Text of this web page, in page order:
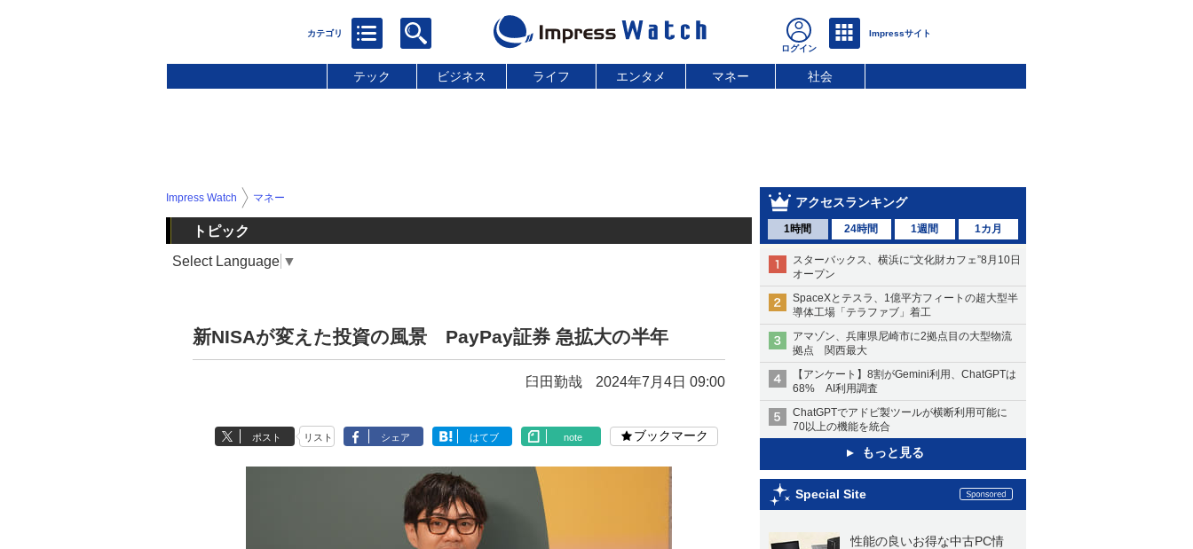
テック ビジネス ライフ エンタメ マネー 社会
アクセスランキング
1時間 24時間 1週間 1カ月
スターバックス、横浜に“文化財カフェ”8月10日
オープン
SpaceXとテスラ、1億平方フィートの超大型半
導体工場「テラファブ」着工
アマゾン、兵庫県尼崎市に2拠点目の大型物流
拠点 関西最大
【アンケート】8割がGemini利用、ChatGPTは
68% AI利用調査
ChatGPTでアドビ製ツールが横断利用可能に
70以上の機能を統合
もっと見る
Special Site
性能の良いお得な中古PC情
Impress Watch マネー
トピック
Select Language ▼
新NISAが変えた投資の風景 PayPay証券 急拡大の半年
臼田勤哉 2024年7月4日 09:00
ポスト リスト シェア はてブ note ブックマーク